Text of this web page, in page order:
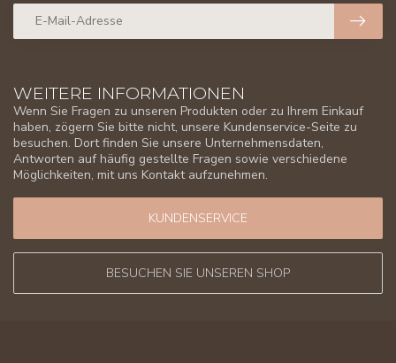
WEITERE INFORMATIONEN
Wenn Sie Fragen zu unseren Produkten oder zu Ihrem Einkauf
haben, zögern Sie bitte nicht, unsere Kundenservice-Seite zu
besuchen. Dort finden Sie unsere Unternehmensdaten,
Antworten auf häufig gestellte Fragen sowie verschiedene
Möglichkeiten, mit uns Kontakt aufzunehmen.
KUNDENSERVICE
BESUCHEN SIE UNSEREN SHOP